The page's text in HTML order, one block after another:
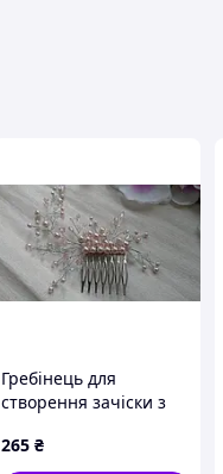
Гребінець для
створення зачіски з
намистин
265 ₴